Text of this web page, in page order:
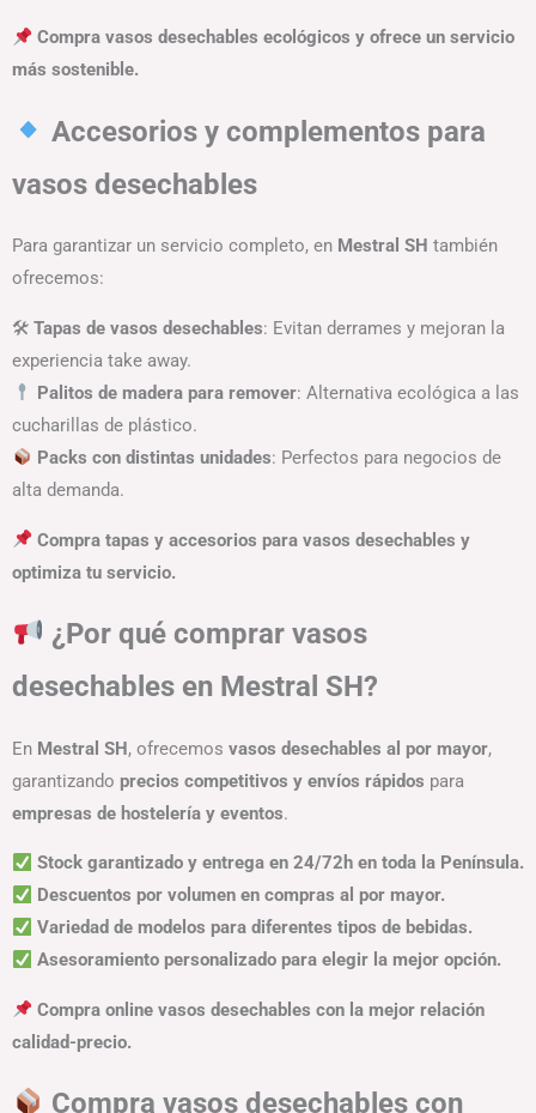
Compra vasos desechables ecológicos y ofrece un servicio
más sostenible.
Accesorios y complementos para
vasos desechables
Para garantizar un servicio completo, en Mestral SH también
ofrecemos:
🛠 Tapas de vasos desechables: Evitan derrames y mejoran la
experiencia take away.
Palitos de madera para remover: Alternativa ecológica a las
cucharillas de plástico.
Packs con distintas unidades: Perfectos para negocios de
alta demanda.
Compra tapas y accesorios para vasos desechables y
optimiza tu servicio.
¿Por qué comprar vasos
desechables en Mestral SH?
En Mestral SH, ofrecemos vasos desechables al por mayor,
garantizando precios competitivos y envíos rápidos para
empresas de hostelería y eventos.
Stock garantizado y entrega en 24/72h en toda la Península.
Descuentos por volumen en compras al por mayor.
Variedad de modelos para diferentes tipos de bebidas.
Asesoramiento personalizado para elegir la mejor opción.
Compra online vasos desechables con la mejor relación
calidad-precio.
Compra vasos desechables con